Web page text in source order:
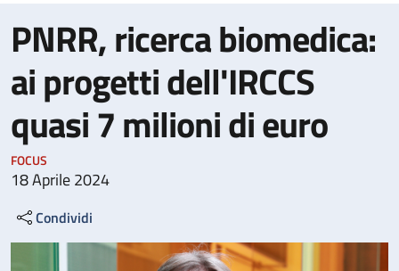
PNRR, ricerca biomedica:
ai progetti dell'IRCCS
quasi 7 milioni di euro
FOCUS
18 Aprile 2024
Condividi